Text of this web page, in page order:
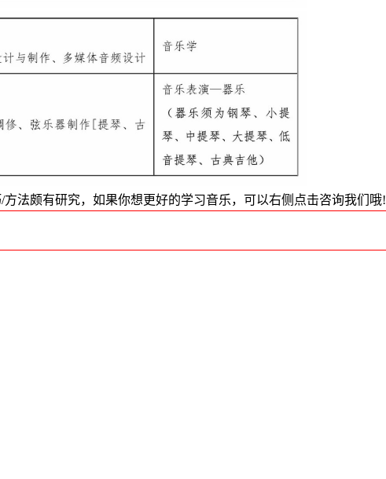
法颇有研究，如果你想更好的学习音乐，可以右侧点击咨询我们哦!